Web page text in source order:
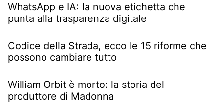
WhatsApp e IA: la nuova etichetta che
punta alla trasparenza digitale
Codice della Strada, ecco le 15 riforme che
possono cambiare tutto
William Orbit è morto: la storia del
produttore di Madonna